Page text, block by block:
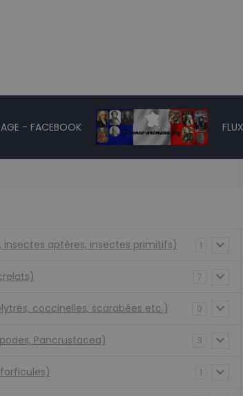
- FACEBOOK
aptères, insectes primitifs) 1
7
coccinelles, scarabées etc.) 0
Pancrustacea) 3
1